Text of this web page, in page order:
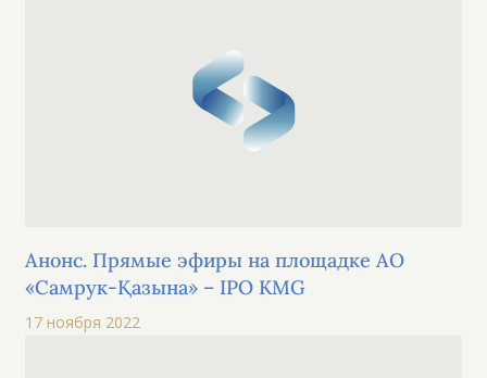
Анонс. Прямые эфиры на площадке АО
«Самрук-Қазына» – IPO KMG
17 ноября 2022